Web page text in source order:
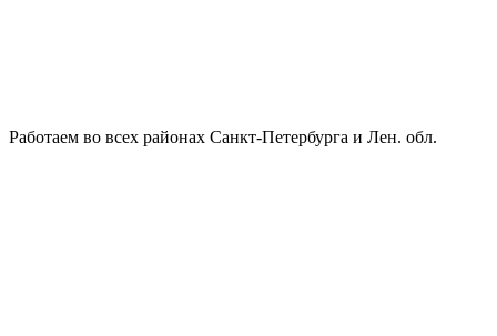
Работаем во всех районах Санкт-Петербурга и Лен. обл.